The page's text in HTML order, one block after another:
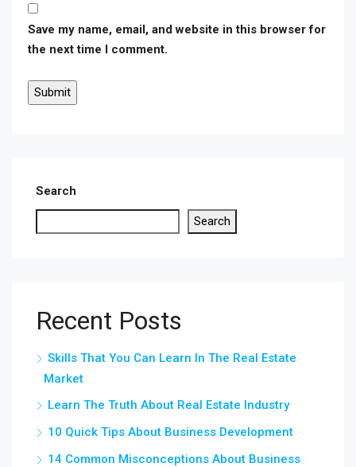
Save my name, email, and website in this browser for
the next time I comment.
Search
Search
Recent Posts
Skills That You Can Learn In The Real Estate
Market
Learn The Truth About Real Estate Industry
10 Quick Tips About Business Development
14 Common Misconceptions About Business